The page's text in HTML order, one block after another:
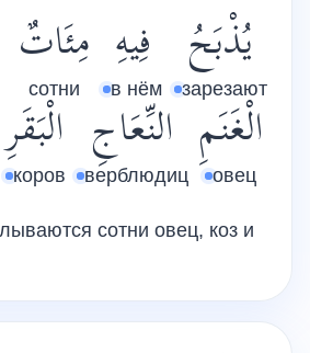
يُذْبَحُ
зарезают
فِيهِ
в нём
مِئَاتٌ
сотни
الْغَنَمِ
овец
النِّعَاجِ
верблюдиц
الْبَقَرِ
коров
сотни овец, коз и